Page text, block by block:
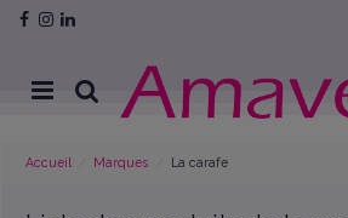
Accueil Marques La carafe